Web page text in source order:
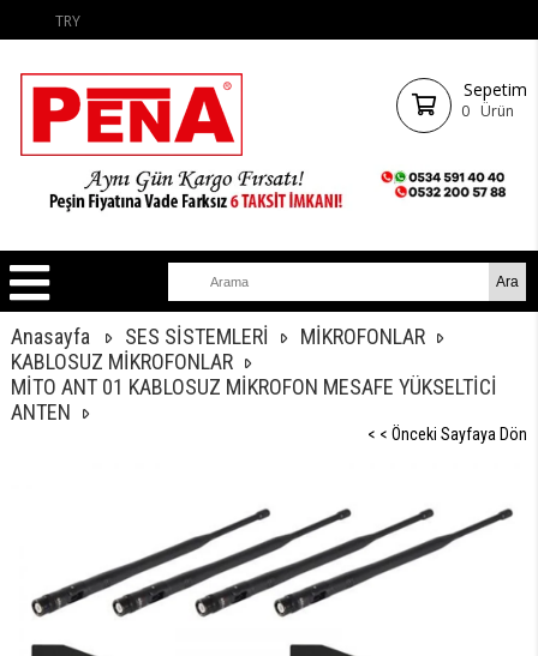
TRY
Sepetim
0 Ürün
Anasayfa SES SİSTEMLERİ
MİKROFONLAR
KABLOSUZ MİKROFONLAR
MİTO ANT 01 KABLOSUZ MİKROFON MESAFE YÜKSELTİCİ
ANTEN
< < Önceki Sayfaya Dön